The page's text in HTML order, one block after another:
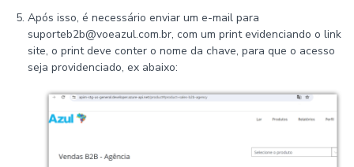
Após isso, é necessário enviar um e-mail para
suporteb2b@voeazul.com.br, com um print evidenciando o link
site, o print deve conter o nome da chave, para que o acesso
seja providenciado, ex abaixo: